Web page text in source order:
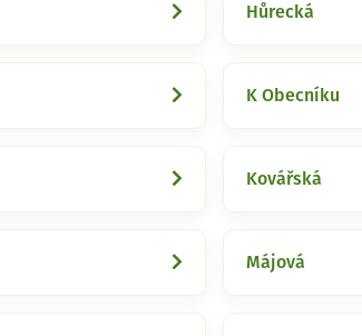
Hůrecká
K Obecníku
Kovářská
Májová